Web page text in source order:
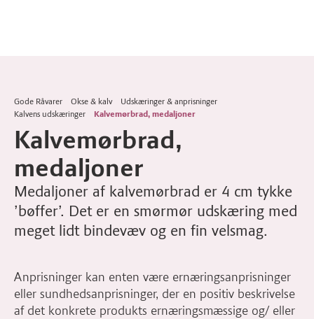
Gode Råvarer Okse & kalv
Udskæringer & anprisninger
Kalvens udskæringer
Kalvemørbrad, medaljoner
Kalvemørbrad,
medaljoner
Medaljoner af kalvemørbrad er 4 cm tykke
’bøffer’. Det er en smørmør udskæring med
meget lidt bindevæv og en fin velsmag.
Anprisninger kan enten være ernæringsanprisninger
eller sundhedsanprisninger, der en positiv beskrivelse
af det konkrete produkts ernæringsmæssige og/ eller